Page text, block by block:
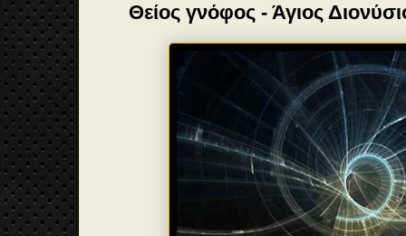
Θείος γνόφος - Άγιος